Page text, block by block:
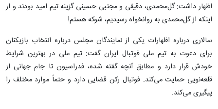
اظهار داشت: گل‌محمدی، دقیقی و مجتبی حسینی گزینه تیم امید بودند و از
اینکه از گل‌محمدی به روانخواه رسیدیم، شوکه هستم!
سالاری درباره اظهارات یکی از نمایندگان مجلس درباره انتخاب بازیکنان
برای دعوت به تیم ملی فوتبال ایران گفت: تیم ملی در بهترین شرایط
خودش قرار دارد و مطابق آنچه گفته شده، فدراسیون تا جام جهانی از
قلعه‌نویی حمایت می‌کند. فوتبال رکن قضایی دارد و حتماً موارد مختلف را
پیگیری می‌کند.